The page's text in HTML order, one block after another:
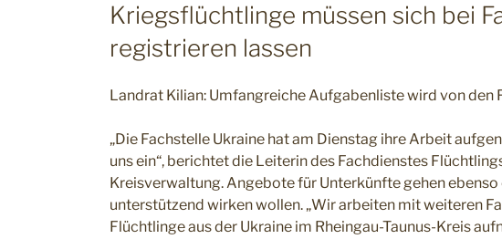
AM
Kriegsflüchtlinge müssen sich bei
registrieren lassen
Landrat Kilian: Umfangreiche Aufgabenliste wird von
„Die Fachstelle Ukraine hat am Dienstag ihre Arbeit
uns ein“, berichtet die Leiterin des Fachdienstes
Kreisverwaltung. Angebote für Unterkünfte gehen
unterstützend wirken wollen. „Wir arbeiten mit weiteren
Flüchtlinge aus der Ukraine im Rheingau-Taunus-Kreis